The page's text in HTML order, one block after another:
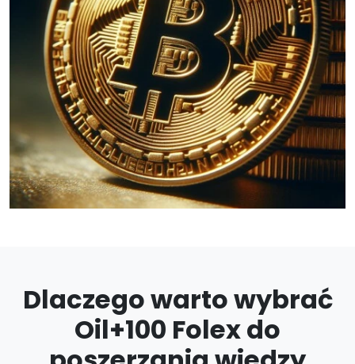
Dlaczego warto wybrać
Oil+100 Folex do